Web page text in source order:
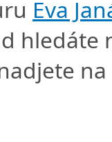
Eva
hledáte